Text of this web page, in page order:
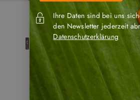
Ihr
Detail
Ihre Daten sind bei uns
den Newsletter jederzeit
Datenschutzerklärung